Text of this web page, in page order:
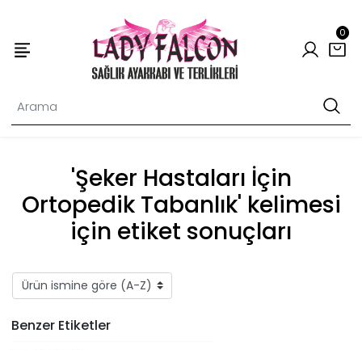
0
'Şeker Hastaları İçin
Ortopedik Tabanlık' kelimesi
için etiket sonuçları
Benzer Etiketler